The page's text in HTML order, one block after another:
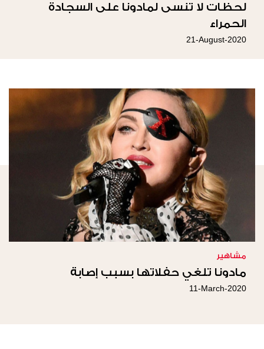
لحظات لا تنسى لمادونا على السجادة
الحمراء
21-August-2020
مشاهير
مادونا تلغي حفلاتها بسبب إصابة
11-March-2020